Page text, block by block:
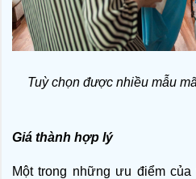
Tuỳ chọn được nhiều mẫu
Giá thành hợp lý
Một trong những ưu điểm